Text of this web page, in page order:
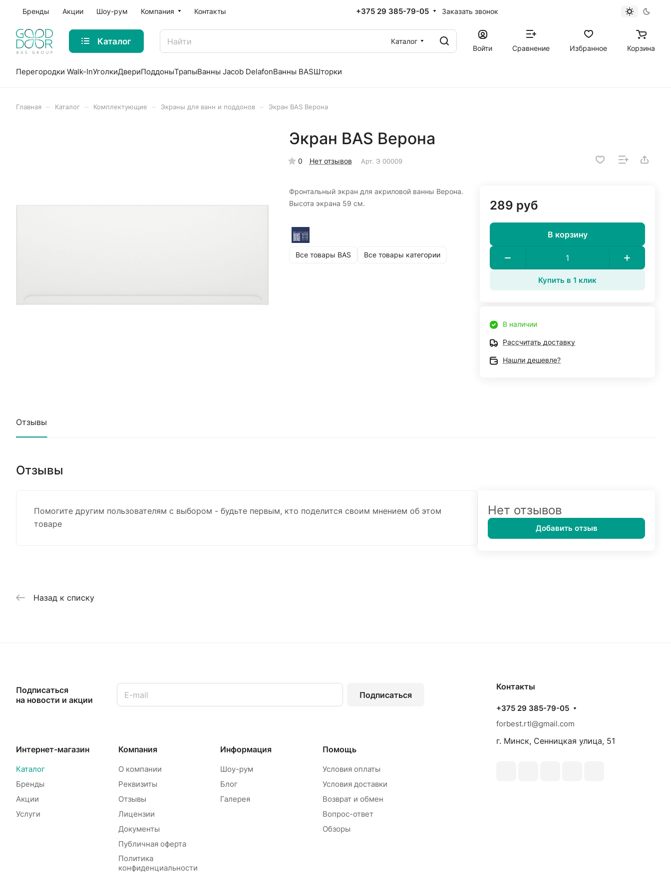
Бренды Акции Шоу-рум Компания Контакты +375 29 385-79-05 Заказать звонок
Каталог
Каталог
Войти
Сравнение Избранное Корзина
Перегородки Walk-InУголкиДвериПоддоныТрапыВанны Jacob DelafonВанны BASШторки
Главная Каталог Комплектующие Экраны для ванн и поддонов Экран BAS Верона
Экран BAS Верона
0 Нет отзывов Арт. Э 00009
Фронтальный экран для акриловой ванны Верона.
Высота экрана 59 см.
Все товары BAS Все товары категории
289 руб
В корзину
Купить в 1 клик
В наличии
Рассчитать доставку
Нашли дешевле?
Отзывы
Отзывы
Помогите другим пользователям с выбором - будьте первым, кто поделится своим мнением об этом
товаре
Нет отзывов
Добавить отзыв
Назад к списку
Подписаться
на новости и акции
Подписаться
Интернет-магазин
Каталог
Бренды
Акции
Услуги
Компания
О компании
Реквизиты
Отзывы
Лицензии
Документы
Публичная оферта
Политика
конфиденциальности
Информация
Шоу-рум
Блог
Галерея
Помощь
Условия оплаты
Условия доставки
Возврат и обмен
Вопрос-ответ
Обзоры
Контакты
+375 29 385-79-05
forbest.rtl@gmail.com
г. Минск, Сенницкая улица, 51